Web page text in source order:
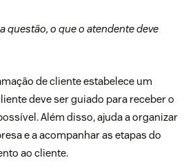
questão, o que o atendente deve
de cliente estabelece um
deve ser guiado para receber o
Além disso, ajuda a organizar
e a acompanhar as etapas do
ao cliente.